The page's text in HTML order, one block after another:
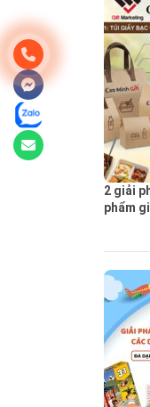
2 giải
phẩm